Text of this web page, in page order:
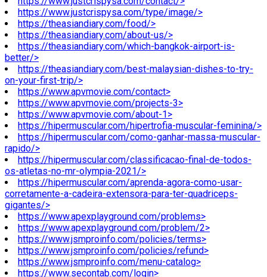
https://www.justcrispysa.com/type/image/>
https://theasiandiary.com/food/>
https://theasiandiary.com/about-us/>
https://theasiandiary.com/which-bangkok-airport-is-
better/>
https://theasiandiary.com/best-malaysian-dishes-to-try-
on-your-first-trip/>
https://www.apvmovie.com/contact>
https://www.apvmovie.com/projects-3>
https://www.apvmovie.com/about-1>
https://hipermuscular.com/hipertrofia-muscular-feminina/>
https://hipermuscular.com/como-ganhar-massa-muscular-
rapido/>
https://hipermuscular.com/classificacao-final-de-todos-
os-atletas-no-mr-olympia-2021/>
https://hipermuscular.com/aprenda-agora-como-usar-
corretamente-a-cadeira-extensora-para-ter-quadriceps-
gigantes/>
https://www.apexplayground.com/problems>
https://www.apexplayground.com/problem/2>
https://www.jsmproinfo.com/policies/terms>
https://www.jsmproinfo.com/policies/refund>
https://www.jsmproinfo.com/menu-catalog>
https://www.secontab.com/login>